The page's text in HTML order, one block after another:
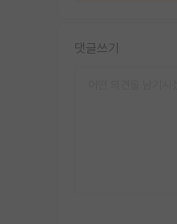
댓글쓰기